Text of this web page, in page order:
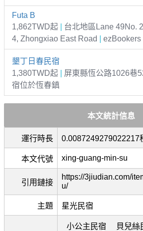
Futa B
1,862TWD起
台北地區Lane 49No.
4, Zhongxiao East Road
ezBookers
墾丁日春民宿
1,380TWD起
屏東縣恆公路1026巷
宿位於恆春鎮
本文統計信息
運行時長 0.0087249279022217
本文代號 xing-guang-min-su
引用鏈接
https://3jiudian.com/
u/
主題 星光民宿
小公主民宿
貝兒絲